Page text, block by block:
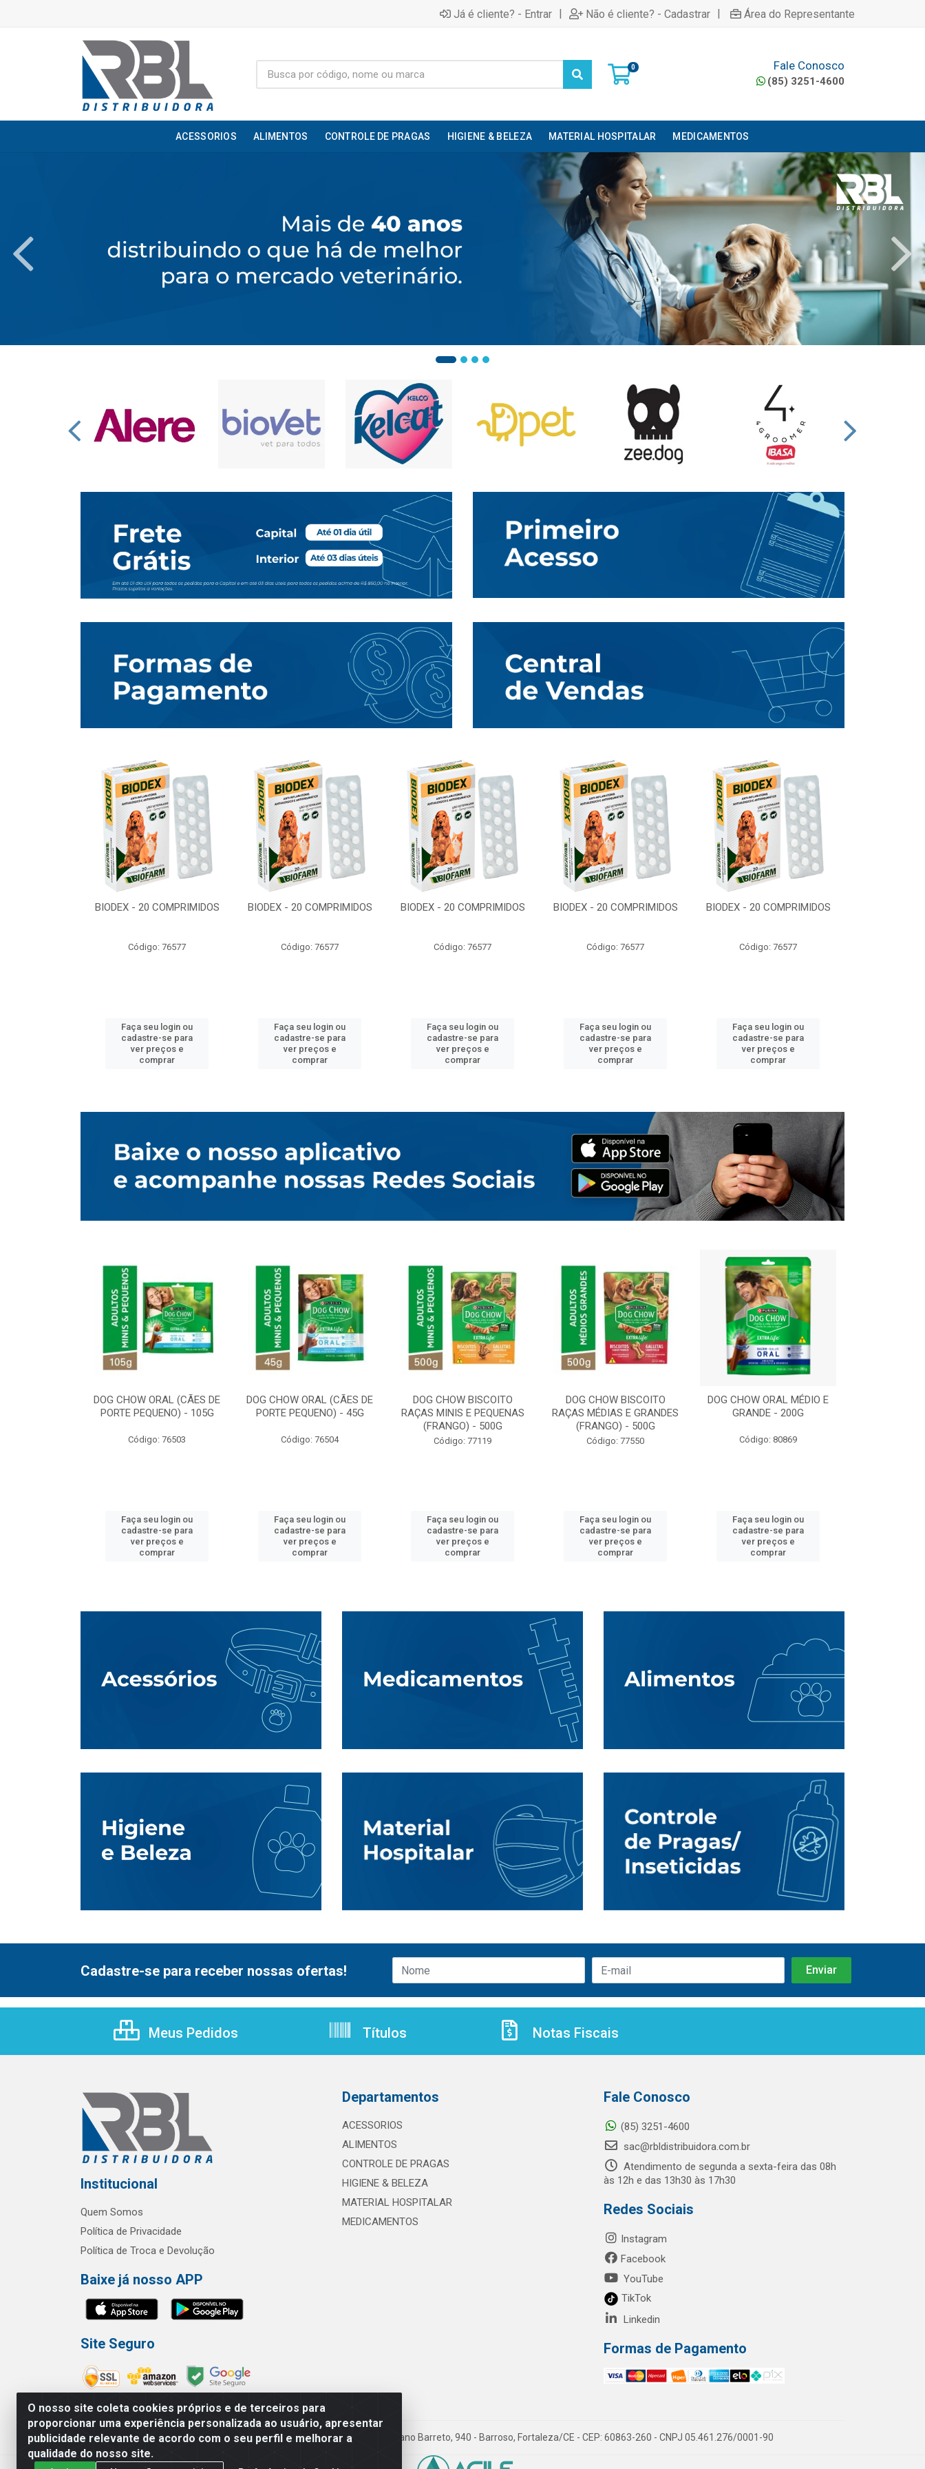
Já é cliente? - Entrar | Não é cliente? - Cadastrar | Área do Representante
0 Fale Conosco
(85) 3251-4600
ACESSORIOS ALIMENTOS CONTROLE DE PRAGAS HIGIENE & BELEZA MATERIAL HOSPITALAR MEDICAMENTOS
BIODEX - 20 COMPRIMIDOS
Código: 76577
Faça seu login ou
cadastre-se para
ver preços e
comprar
BIODEX - 20 COMPRIMIDOS
Código: 76577
Faça seu login ou
cadastre-se para
ver preços e
comprar
BIODEX - 20 COMPRIMIDOS
Código: 76577
Faça seu login ou
cadastre-se para
ver preços e
comprar
BIODEX - 20 COMPRIMIDOS
Código: 76577
Faça seu login ou
cadastre-se para
ver preços e
comprar
BIODEX - 20 COMPRIMIDOS
Código: 76577
Faça seu login ou
cadastre-se para
ver preços e
comprar
DOG CHOW ORAL (CÃES DE
PORTE PEQUENO) - 105G
Código: 76503
Faça seu login ou
cadastre-se para
ver preços e
comprar
DOG CHOW ORAL (CÃES DE
PORTE PEQUENO) - 45G
Código: 76504
Faça seu login ou
cadastre-se para
ver preços e
comprar
DOG CHOW BISCOITO
RAÇAS MINIS E PEQUENAS
(FRANGO) - 500G
Código: 77119
Faça seu login ou
cadastre-se para
ver preços e
comprar
DOG CHOW BISCOITO
RAÇAS MÉDIAS E GRANDES
(FRANGO) - 500G
Código: 77550
Faça seu login ou
cadastre-se para
ver preços e
comprar
DOG CHOW ORAL MÉDIO E
GRANDE - 200G
Código: 80869
Faça seu login ou
cadastre-se para
ver preços e
comprar
O nosso site coleta cookies próprios e de terceiros para
proporcionar uma experiência personalizada ao usuário, apresentar
publicidade relevante de acordo com o seu perfil e melhorar a
qualidade do nosso site.
Cadastre-se para receber nossas ofertas!
Meus Pedidos Títulos Notas Fiscais
Institucional
Quem Somos
Política de Privacidade
Política de Troca e Devolução
Baixe já nosso APP
Site Seguro
Departamentos
ACESSORIOS
ALIMENTOS
CONTROLE DE PRAGAS
HIGIENE & BELEZA
MATERIAL HOSPITALAR
MEDICAMENTOS
Fale Conosco
(85) 3251-4600
sac@rbldistribuidora.com.br
Atendimento de segunda a sexta-feira das 08h
às 12h e das 13h30 às 17h30
Redes Sociais
Instagram
Facebook
YouTube
TikTok
Linkedin
Formas de Pagamento
RBL Distribuidora Distribuidora Gomes LTDA - Rua Maximiano Barreto, 940 - Barroso, Fortaleza/CE - CEP: 60863-260 - CNPJ 05.461.276/0001-90